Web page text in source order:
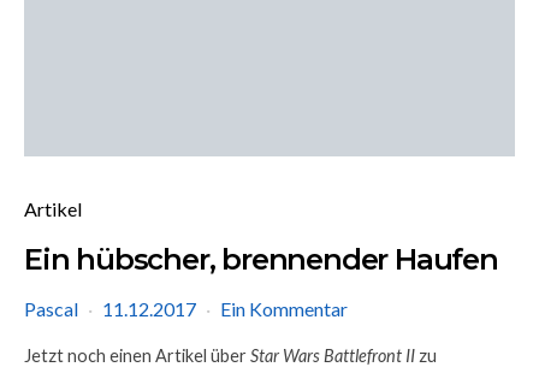
Artikel
Ein hübscher, brennender Haufen
Pascal 11.12.2017 Ein Kommentar
Jetzt noch einen Artikel überStar Wars Battlefront II zu